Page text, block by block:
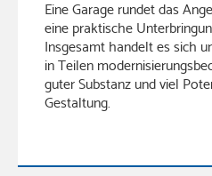
Eine Garage rundet das
eine praktische
Insgesamt handelt es sich
in Teilen
guter Substanz und viel
Gestaltung.